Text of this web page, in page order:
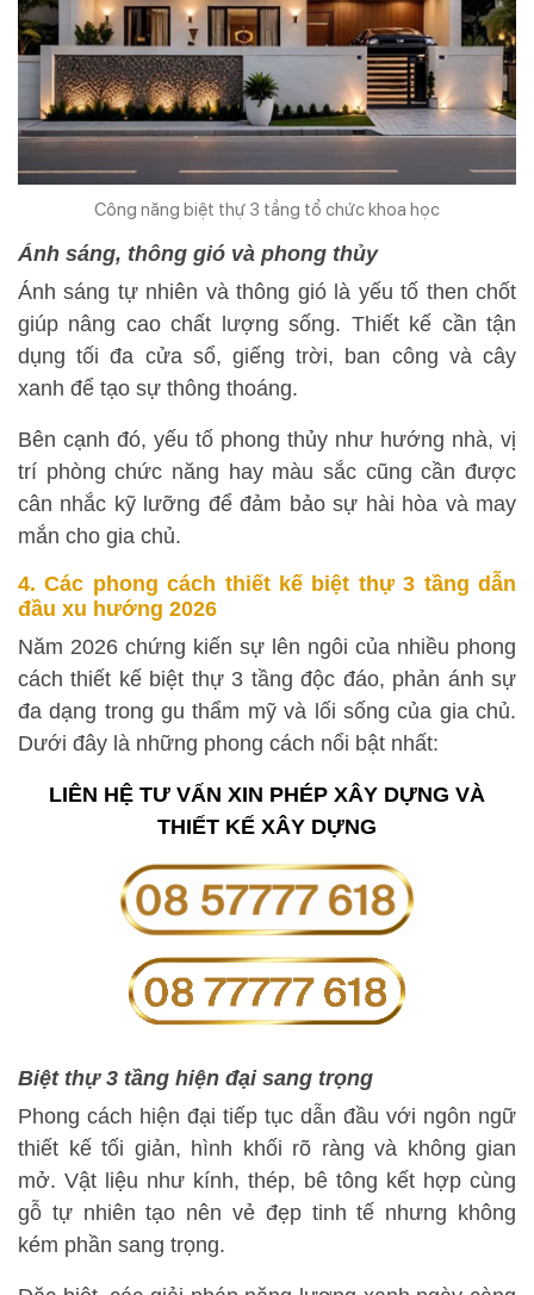
Công năng biệt thự 3 tầng tổ chức khoa học
Ánh sáng, thông gió và phong thủy
Ánh sáng tự nhiên và thông gió là yếu tố then chốt
giúp nâng cao chất lượng sống. Thiết kế cần tận
dụng tối đa cửa sổ, giếng trời, ban công và cây
xanh để tạo sự thông thoáng.
Bên cạnh đó, yếu tố phong thủy như hướng nhà, vị
trí phòng chức năng hay màu sắc cũng cần được
cân nhắc kỹ lưỡng để đảm bảo sự hài hòa và may
mắn cho gia chủ.
4. Các phong cách thiết kế biệt thự 3 tầng dẫn
đầu xu hướng 2026
Năm 2026 chứng kiến sự lên ngôi của nhiều phong
cách thiết kế biệt thự 3 tầng độc đáo, phản ánh sự
đa dạng trong gu thẩm mỹ và lối sống của gia chủ.
Dưới đây là những phong cách nổi bật nhất:
LIÊN HỆ TƯ VẤN XIN PHÉP XÂY DỰNG VÀ
THIẾT KẾ XÂY DỰNG
Biệt thự 3 tầng hiện đại sang trọng
Phong cách hiện đại tiếp tục dẫn đầu với ngôn ngữ
thiết kế tối giản, hình khối rõ ràng và không gian
mở. Vật liệu như kính, thép, bê tông kết hợp cùng
gỗ tự nhiên tạo nên vẻ đẹp tinh tế nhưng không
kém phần sang trọng.